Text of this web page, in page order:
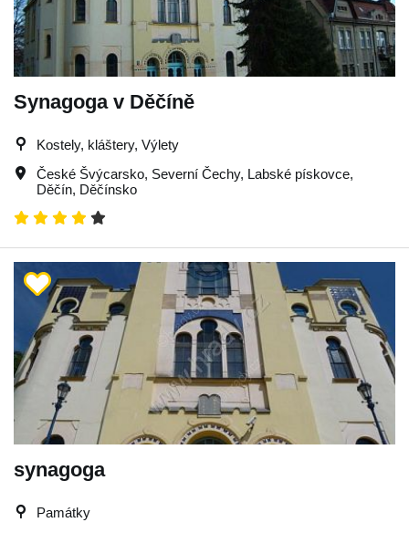
Synagoga v Děčíně
Kostely, kláštery, Výlety
České Švýcarsko, Severní Čechy, Labské pískovce,
Děčín, Děčínsko
synagoga
Památky